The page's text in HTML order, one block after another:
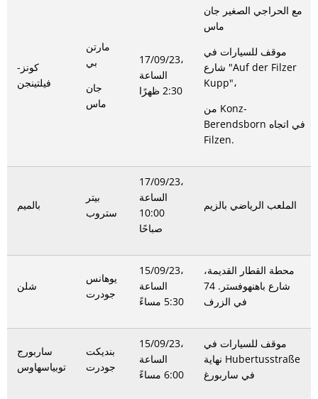
كونز-
فيلتينجن
مارتن
بي
جان
ماس
17/09/23،
الساعة
2:30 ظهرًا
مع الحراجي الصغير جان
ماس
موقف للسيارات في
شارع "Auf der Filzer
Kupp"،
من Konz-
Berendsborn في اتجاه
Filzen.
بالميم
بيتر
ستروب
17/09/23،
الساعة
10:00
صباحًا
الملعب الرياضي بالزيم
شلن
يوهانس
جودرت
15/09/23،
الساعة
5:30 مساءً
محطة القطار القديمة،
شارع باهنهوفستر. 74
في الزرف
ساربورج
توبياسهاوس
بنديكت
جودرت
15/09/23،
الساعة
6:00 مساءً
موقف للسيارات في
نهاية Hubertusstraße
في ساربورغ